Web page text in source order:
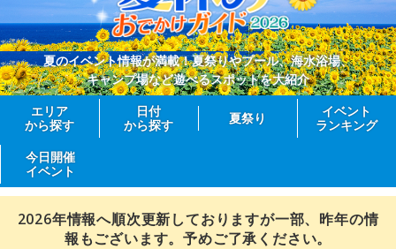
夏のイベント情報が満載！夏祭りやプール、海水浴場、
キャンプ場など遊べるスポットを大紹介
エリア
から探す
日付
から探す
夏祭り
イベント
ランキング
今日開催
イベント
2026年情報へ順次更新しておりますが一部、昨年の情
報もございます。予めご了承ください。